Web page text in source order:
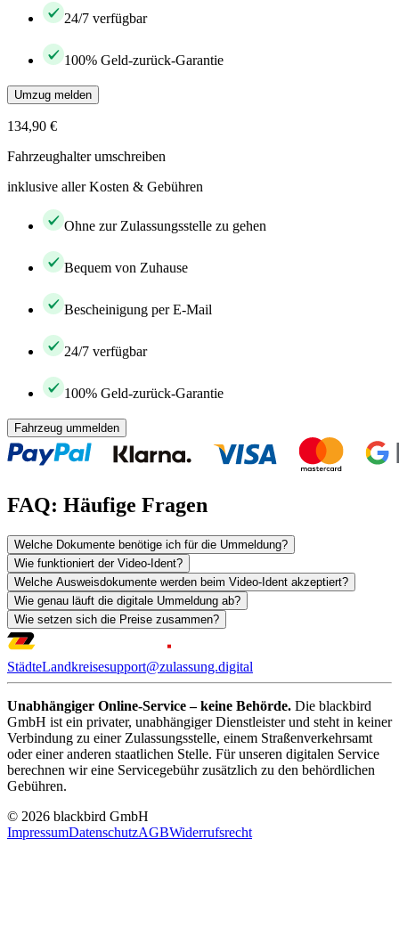
24/7 verfügbar
100% Geld-zurück-Garantie
Umzug melden
134,90 €
Fahrzeughalter umschreiben
inklusive aller Kosten & Gebühren
Ohne zur Zulassungsstelle zu gehen
Bequem von Zuhause
Bescheinigung per E-Mail
24/7 verfügbar
100% Geld-zurück-Garantie
Fahrzeug ummelden
FAQ: Häufige Fragen
Welche Dokumente benötige ich für die Ummeldung?
Wie funktioniert der Video-Ident?
Welche Ausweisdokumente werden beim Video-Ident akzeptiert?
Wie genau läuft die digitale Ummeldung ab?
Wie setzen sich die Preise zusammen?
StädteLandkreisesupport@zulassung.digital
Unabhängiger Online-Service – keine Behörde. Die blackbird
GmbH ist ein privater, unabhängiger Dienstleister und steht in keiner
Verbindung zu einer Zulassungsstelle, einem Straßenverkehrsamt
oder einer anderen staatlichen Stelle. Für unseren digitalen Service
berechnen wir eine Servicegebühr zusätzlich zu den behördlichen
Gebühren.
© 2026 blackbird GmbH
ImpressumDatenschutzAGBWiderrufsrecht